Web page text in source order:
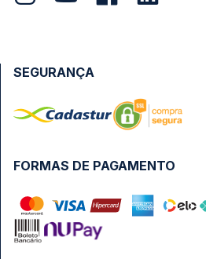
FORMAS DE PAGAMENTO
SEGURANÇA